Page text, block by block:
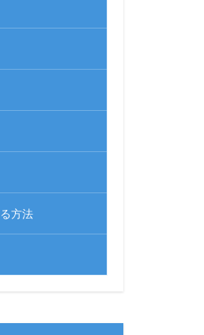
方法